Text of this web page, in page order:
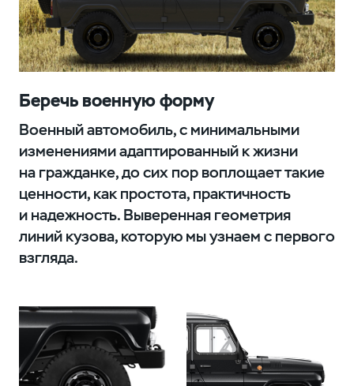
Беречь военную форму
Военный автомобиль, с минимальными
изменениями адаптированный к жизни
на гражданке, до сих пор воплощает такие
ценности, как простота, практичность
и надежность. Выверенная геометрия
линий кузова, которую мы узнаем с первого
взгляда.